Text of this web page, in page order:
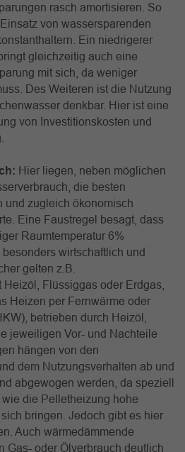
rasch amortisieren. So
von wassersparenden
Ein niedrigerer
gleichzeitig auch eine
mit sich, da weniger
Des Weiteren ist die Nutzung
denkbar. Hier ist eine
von Investitionskosten und
Hier liegen, neben möglichen
die besten
und zugleich ökonomisch
Eine Faustregel besagt, dass
Raumtemperatur 6%
wirtschaftlich und
gelten z.B.
Flüssiggas oder Erdgas,
Heizen per Fernwärme oder
betrieben durch Heizöl,
jeweiligen Vor- und Nachteile
hängen von den
dem Nutzungsverhalten ab und
abgewogen werden, da speziell
die Pelletheizung hohe
bringen. Jedoch gibt es hier
Auch wärmedämmende
Gas- oder Ölverbrauch deutlich